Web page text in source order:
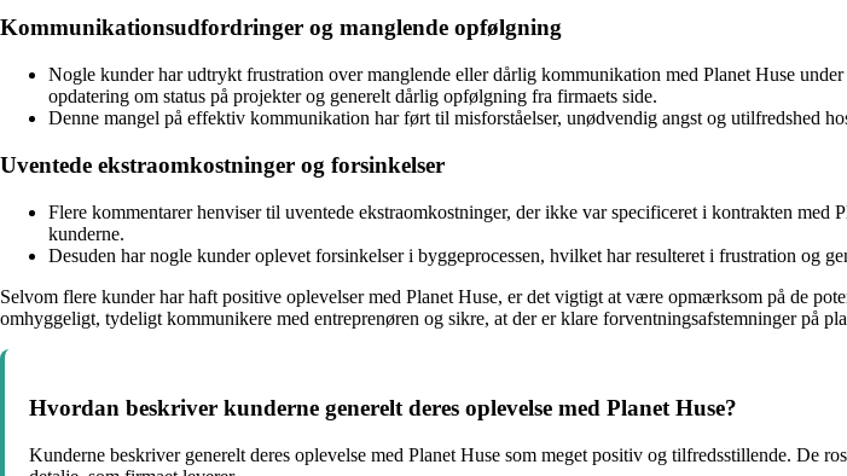
Kommunikationsudfordringer og manglende opfølgning
Nogle kunder har udtrykt frustration over manglende eller dårlig kommunikation med Planet Huse
opdatering om status på projekter og generelt dårlig opfølgning fra firmaets side.
Denne mangel på effektiv kommunikation har ført til misforståelser, unødvendig angst og utilfredshed
Uventede ekstraomkostninger og forsinkelser
Flere kommentarer henviser til uventede ekstraomkostninger, der ikke var specificeret i kontrakten
kunderne.
Desuden har nogle kunder oplevet forsinkelser i byggeprocessen, hvilket har resulteret i frustration og
Selvom flere kunder har haft positive oplevelser med Planet Huse, er det vigtigt at være opmærksom på de
omhyggeligt, tydeligt kommunikere med entreprenøren og sikre, at der er klare forventningsafstemninger på
Hvordan beskriver kunderne generelt deres oplevelse med Planet Huse?
Kunderne beskriver generelt deres oplevelse med Planet Huse som meget positiv og tilfredsstillende. De